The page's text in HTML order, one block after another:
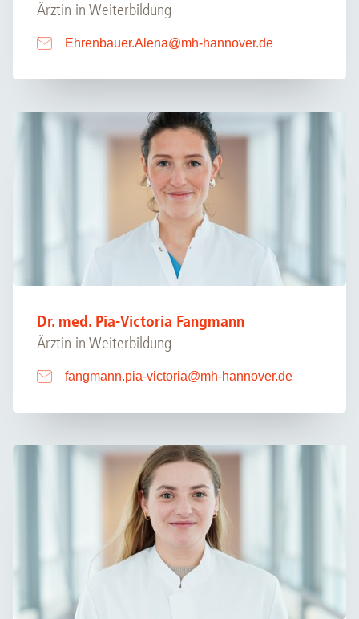
Ärztin in Weiterbildung
Ehrenbauer.Alena@mh-hannover.de
Dr. med. Pia-Victoria Fangmann
Ärztin in Weiterbildung
fangmann.pia-victoria@mh-hannover.de